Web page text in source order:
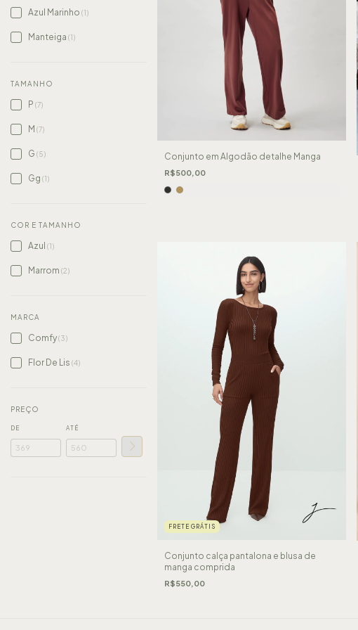
Azul Marinho (1)
Manteiga (1)
TAMANHO
P (7)
M (7)
G (5)
Gg (1)
COR E TAMANHO
Azul (1)
Marrom (2)
MARCA
Comfy(3)
Flor De Lis (4)
PREÇO
DE ATÉ
Conjunto em Algodão detalhe Manga
R$500,00
FRETE GRÁTIS
Conjunto calça pantalona e blusa de
manga comprida
R$550,00